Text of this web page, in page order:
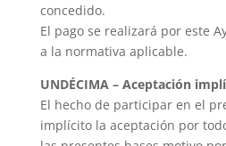
concedido.
El pago se realizará por este
a la normativa aplicable.
UNDÉCIMA – Aceptación
El hecho de participar en el
implícito la aceptación por